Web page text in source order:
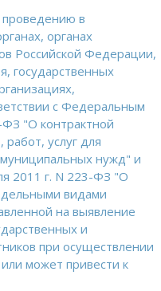
в
органах
Российской Федерации,
государственных
с Федеральным
ФЗ "О контрактной
работ, услуг для
нужд" и
2011 г. N 223-ФЗ "О
видами
на выявление
и
при осуществлении
может привести к